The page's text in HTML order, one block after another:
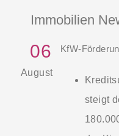
Immobilien
06
August
steigt